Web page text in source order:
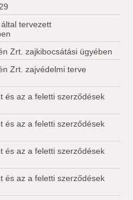
tervezett
Zrt. zajkibocsátási ügyében
Zrt. zajvédelmi terve
és az a feletti szerződések
és az a feletti szerződések
és az a feletti szerződések
és az a feletti szerződések